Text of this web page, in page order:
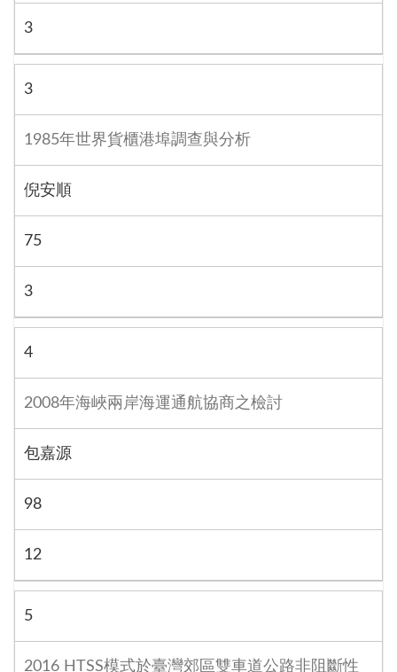
3
3
1985年世界貨櫃港埠調查與分析
倪安順
75
3
4
2008年海峽兩岸海運通航協商之檢討
包嘉源
98
12
5
2016 HTSS模式於臺灣郊區雙車道公路非阻斷性